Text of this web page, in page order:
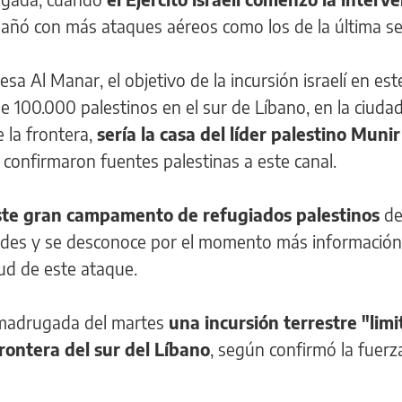
con más ataques aéreos como los de la última
Al Manar, el objetivo de la incursión israelí en
100.000 palestinos en el sur de Líbano, en la
la frontera, sería la casa del líder palestino
fuentes palestinas a este canal.
gran campamento de refugiados palestinos
y se desconoce por el momento más
de este ataque.
del martes una incursión terrestre
del sur del Líbano , según confirmó la